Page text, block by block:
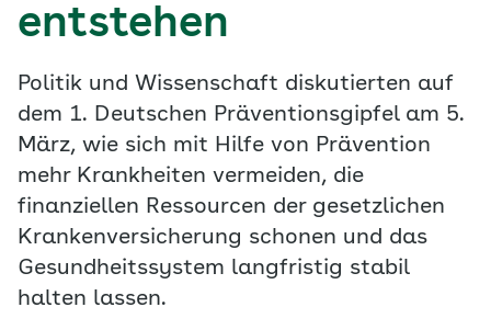
entstehen
Politik und Wissenschaft diskutierten auf
dem 1. Deutschen Präventionsgipfel am 5.
März, wie sich mit Hilfe von Prävention
mehr Krankheiten vermeiden, die
finanziellen Ressourcen der gesetzlichen
Krankenversicherung schonen und das
Gesundheitssystem langfristig stabil
halten lassen.